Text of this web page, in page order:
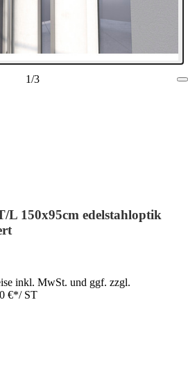
1/3
L 150x95cm edelstahloptik
inkl. MwSt. und ggf. zzgl.
€*/ ST